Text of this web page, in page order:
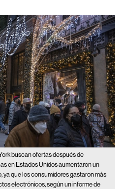
buscan ofertas después de
en Estados Unidos aumentaron un
ya que los consumidores gastaron más
electrónicos, según un informe de